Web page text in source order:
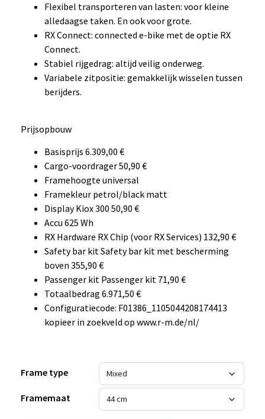
Flexibel transporteren van lasten: voor kleine
alledaagse taken. En ook voor grote.
RX Connect: connected e-bike met de optie RX
Connect.
Stabiel rijgedrag: altijd veilig onderweg.
Variabele zitpositie: gemakkelijk wisselen tussen
berijders.
Prijsopbouw
Basisprijs 6.309,00 €
Cargo-voordrager 50,90 €
Framehoogte universal
Framekleur petrol/black matt
Display Kiox 300 50,90 €
Accu 625 Wh
RX Hardware RX Chip (voor RX Services) 132,90 €
Safety bar kit Safety bar kit met bescherming
boven 355,90 €
Passenger kit Passenger kit 71,90 €
Totaalbedrag 6.971,50 €
Configuratiecode: F01386_1105044208174413
kopieer in zoekveld op www.r-m.de/nl/
Frame type
Framemaat